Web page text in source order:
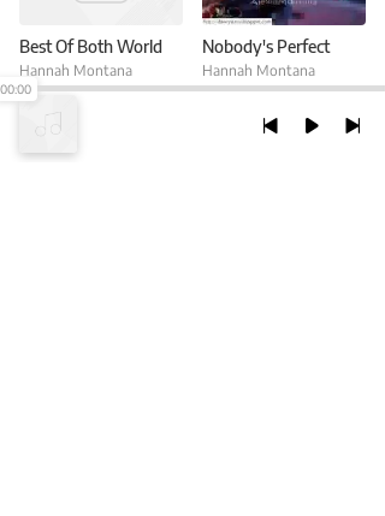
Best Of Both World
Hannah Montana
Nobody's Perfect
Hannah Montana
00:00